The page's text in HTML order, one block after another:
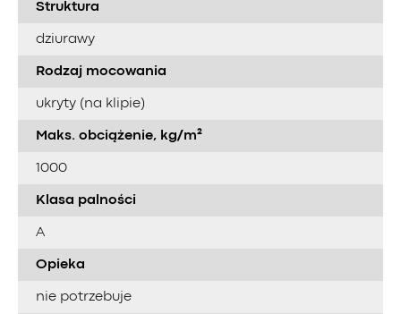
Struktura
dziurawy
Rodzaj mocowania
ukryty (na klipie)
Maks. obciążenie, kg/m²
1000
Klasa palności
A
Opieka
nie potrzebuje